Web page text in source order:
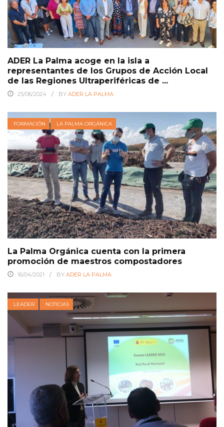
ADER La Palma acoge en la isla a
representantes de los Grupos de Acción Local
de las Regiones Ultraperiféricas de ...
25/06/2024 BY ADER LA PALMA
FORMACIÓN LA PALMA ORGÁNICA
La Palma Orgánica cuenta con la primera
promoción de maestros compostadores
16/04/2021 BY ADER LA PALMA
LEADER NOTICIAS